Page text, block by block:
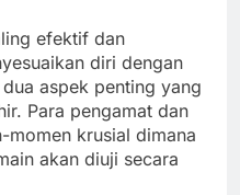
efektif dan
diri dengan
aspek penting yang
Para pengamat dan
momen krusial dimana
akan diuji secara